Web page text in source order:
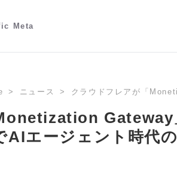
Meta
ニュース クラウドフレアが「
Gateway
AIエージェント時代